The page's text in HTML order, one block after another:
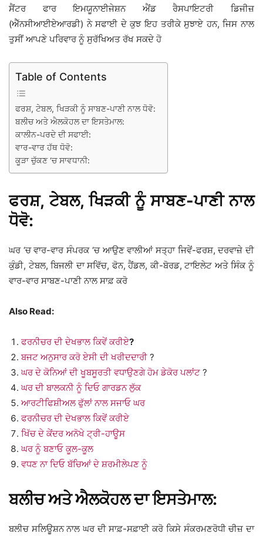
ਸੈਂਟਰ ਫਾਰ ਇਮਯੂਨਾਈਜੇਸ਼ਨ ਐਂਡ ਰੈਸਪਾਇਟਰੀ ਡਿਜੀਜ਼
(ਐੱਨਸੀਆਈਏਆਰਡੀ) ਨੇ ਸਫਾਈ ਦੇ ਕੁਝ ਇਹ ਤਰੀਕੇ ਸੁਝਾਏ ਹਨ, ਜਿਸ ਨਾਲ
ਤੁਸੀਂ ਆਪਣੇ ਪਰਿਵਾਰ ਨੂੰ ਸੁਰੱਖਿਅਤ ਰੱਖ ਸਕਦੇ ਹੋ
Table of Contents
ਫਰਸ਼, ਟੇਬਲ, ਖਿੜਕੀ ਨੂੰ ਸਾਬਣ-ਪਾਣੀ ਨਾਲ ਧੋਵੋ:
ਬਲੀਚ ਅਤੇ ਐਲਕੋਹਲ ਦਾ ਇਸਤੇਮਾਲ:
ਕਾਲੀਨ-ਪਰਦੇ ਦੀ ਸਫਾਈ:
ਵਾਰ-ਵਾਰ ਹੱਥ ਧੋਵੋ:
ਕੂੜਾ ਚੁੱਕਣ ‘ਚ ਸਾਵਧਾਨੀ:
ਫਰਸ਼, ਟੇਬਲ, ਖਿੜਕੀ ਨੂੰ ਸਾਬਣ-ਪਾਣੀ ਨਾਲ
ਧੋਵੋ:
ਘਰ ‘ਚ ਵਾਰ-ਵਾਰ ਸੰਪਰਕ ‘ਚ ਆਉਣ ਵਾਲੀਆਂ ਸਤ੍ਹਾ ਜਿਵੇਂ-ਫਰਸ਼, ਦਰਵਾਜ਼ੇ ਦੀ
ਕੁੰਡੀ, ਟੇਬਲ, ਬਿਜਲੀ ਦਾ ਸਵਿੱਚ, ਫੋਨ, ਹੈਂਡਲ, ਕੀ-ਬੋਰਡ, ਟਾਇਲੇਟ ਅਤੇ ਸਿੰਕ ਨੂੰ
ਵਾਰ-ਵਾਰ ਸਾਬਣ-ਪਾਣੀ ਨਾਲ ਸਾਫ਼ ਕਰੋ
Also Read:
ਫਰਨੀਚਰ ਦੀ ਦੇਖਭਾਲ ਕਿਵੇਂ ਕਰੀਏ?
ਬਜਟ ਅਨੁਸਾਰ ਕਰੋ ਏਸੀ ਦੀ ਖਰੀਦਦਾਰੀ ?
ਘਰ ਦੇ ਕੋਨਿਆਂ ਦੀ ਖੂਬਸੂਰਤੀ ਵਧਾਉਣਗੇ ਹੋਮ ਡੇਕੋਰ ਪਲਾਂਟ ?
ਘਰ ਦੀ ਬਾਲਕਨੀ ਨੂੰ ਦਿਓ ਗਾਰਡਨ ਲੁੱਕ
ਆਰਟੀਫਿਸ਼ੀਅਲ ਫੁੱਲਾਂ ਨਾਲ ਸਜਾਓ ਘਰ
ਫਰਨੀਚਰ ਦੀ ਦੇਖਭਾਲ ਕਿਵੇਂ ਕਰੀਏ
ਖਿੱਚ ਦੇ ਕੇਂਦਰ ਅਨੋਖੇ ਟ੍ਰੀ-ਹਾਊਸ
ਘਰ ਨੂੰ ਬਣਾਓ ਕੂਲ-ਕੂਲ
ਵਧਣ ਨਾ ਦਿਓ ਬੱਚਿਆਂ ਦੇ ਸ਼ਰਮੀਲੇਪਣ ਨੂੰ
ਬਲੀਚ ਅਤੇ ਐਲਕੋਹਲ ਦਾ ਇਸਤੇਮਾਲ:
ਬਲੀਚ ਸਲਿਊਸ਼ਨ ਨਾਲ ਘਰ ਦੀ ਸਾਫ਼-ਸਫ਼ਾਈ ਕਰੋ ਕਿਸੇ ਸੰਕਰਮਣਰੋਧੀ ਚੀਜ਼ ਦਾ